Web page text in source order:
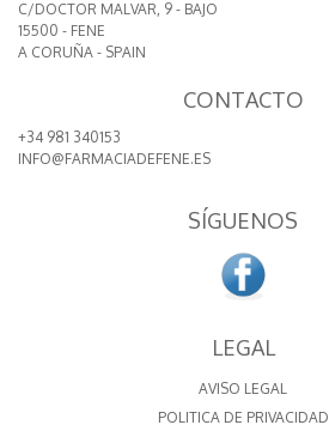
C/DOCTOR MALVAR, 9 - BAJO
15500 - FENE
A CORUÑA - SPAIN
CONTACTO
+34 981 340153
INFO@FARMACIADEFENE.ES
SÍGUENOS
LEGAL
AVISO LEGAL
POLITICA DE PRIVACIDAD